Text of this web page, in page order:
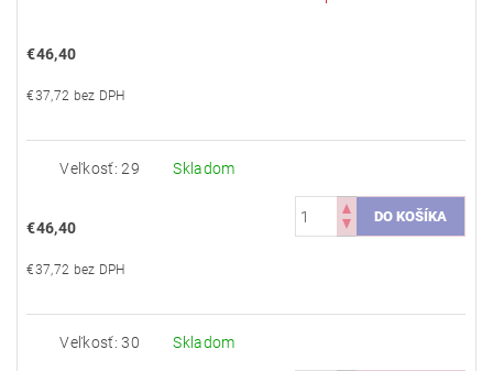
€46,40
€37,72 bez DPH
Veľkosť: 29 Skladom
€46,40
€37,72 bez DPH
Veľkosť: 30 Skladom